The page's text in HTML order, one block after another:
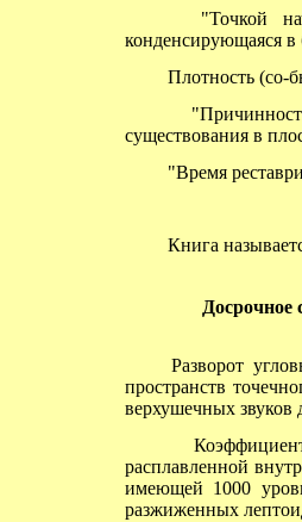
"Точкой
конденсирующаяся
Плотность (со-
"Причинность
существования в
"Время
Книга
Досрочное
Разворот
пространств
верхушечных звуков
Коэффициент
расплавленной
имеющей 1000
разжиженных